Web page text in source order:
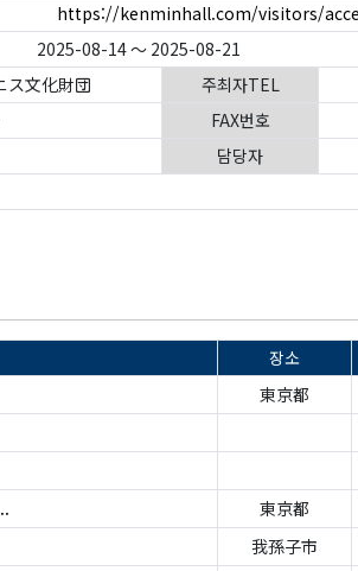
https://kenminhall.com/visitors/
2025-08-14 ～ 2025-08-21
ス文化財団 주최자TEL
FAX번호
담당자
장소
東京都
東京都
我孫子市